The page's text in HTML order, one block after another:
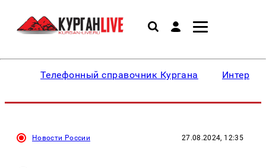
Телефонный справочник Кургана
Новости России 27.08.2024, 12:35